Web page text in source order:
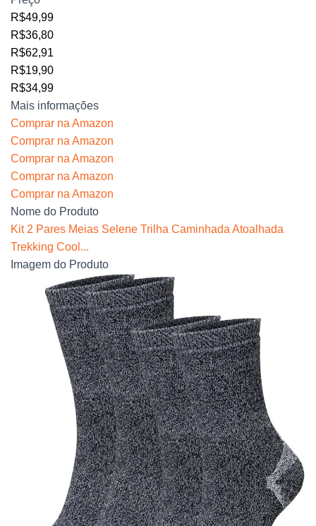
R$49,99
R$36,80
R$62,91
R$19,90
R$34,99
Mais informações
Comprar na Amazon
Comprar na Amazon
Comprar na Amazon
Comprar na Amazon
Comprar na Amazon
Nome do Produto
Kit 2 Pares Meias Selene Trilha Caminhada Atoalhada
Trekking Cool...
Imagem do Produto